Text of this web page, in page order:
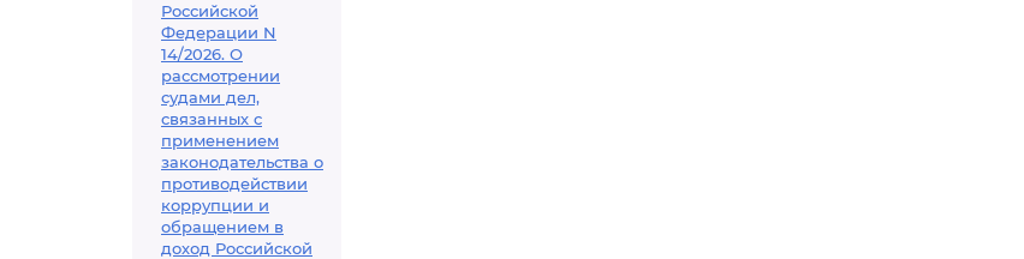
Российской
Федерации N
14/2026. О
рассмотрении
судами дел,
связанных с
применением
законодательства о
противодействии
коррупции и
обращением в
доход Российской